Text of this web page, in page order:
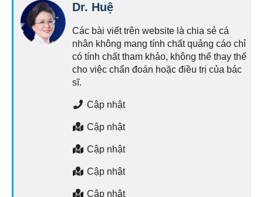
Dr. Huệ
Các bài viết trên website là chia sẻ cá
nhân không mang tính chất quảng cáo chỉ
có tính chất tham khảo, không thể thay thế
cho việc chẩn đoán hoặc điều trị của bác
sĩ.
Cập nhật
Cập nhật
Cập nhật
Cập nhật
Cập nhật